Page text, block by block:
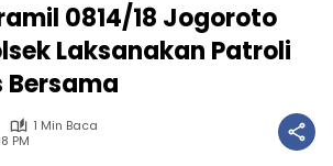
0814/18 Jogoroto
Laksanakan Patroli
1 Min Baca
PM